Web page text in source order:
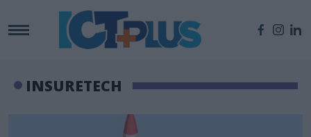
INSURETECH